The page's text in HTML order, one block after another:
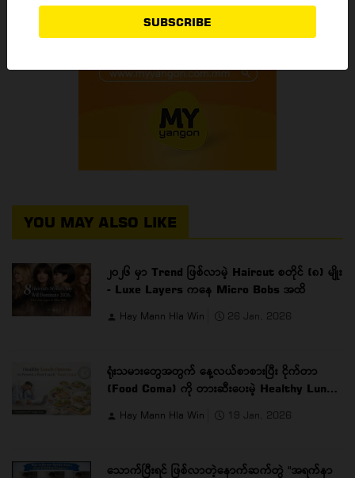
SUBSCRIBE
YOU MAY ALSO LIKE
၂၀၂၆ မှာ Trend ဖြစ်လာမဲ့ Haircut စတိုင် (၈) မျိုး
- Luxe Layers ကနေ Micro Bobs အထိ
Hay Mann Hla Win 26 Jan, 2026
ရုံးသမားတွေအတွက် နေ့လယ်စာစားပြီး ငိုက်တာ
(Food Coma) ကို တားဆီးပေးမဲ့ Healthy Lunch
Hay Mann Hla Win 19 Jan, 2026
သောက်ပြီးရင် ဖြစ်လာတဲ့နောက်ဆက်တွဲ "အရက်နာ